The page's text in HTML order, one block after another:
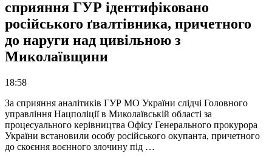
сприяння ГУР ідентифіковано
російського ґвалтівника, причетного
до наруги над цивільною з
Миколаївщини
18:58
За сприяння аналітиків ГУР МО України слідчі Головного
управління Нацполіції в Миколаївській області за
процесуального керівництва Офісу Генерального прокурора
України встановили особу російського окупанта, причетного
до скоєння воєнного злочину під …